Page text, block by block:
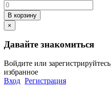
В корзину
×
Давайте знакомиться
Войдите или
избранное
Вход Регистрация